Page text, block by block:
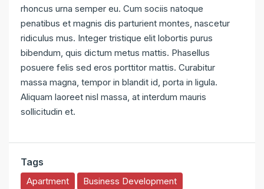
rhoncus urna semper eu. Cum sociis natoque
penatibus et magnis dis parturient montes, nascetur
ridiculus mus. Integer tristique elit lobortis purus
bibendum, quis dictum metus mattis. Phasellus
posuere felis sed eros porttitor mattis. Curabitur
massa magna, tempor in blandit id, porta in ligula.
Aliquam laoreet nisl massa, at interdum mauris
sollicitudin et.
Tags
Apartment
Business Development